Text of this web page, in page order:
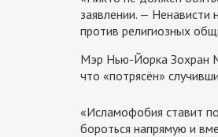
заявлении. — Ненависти
против религиозных
Мэр Нью-Йорка Зохран
что «потрясён»
«Исламофобия ставит
бороться напрямую и